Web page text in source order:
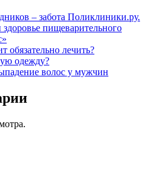
– забота Поликлиники.ру.
пищеварительного
обязательно лечить?
одежду?
волос у мужчин